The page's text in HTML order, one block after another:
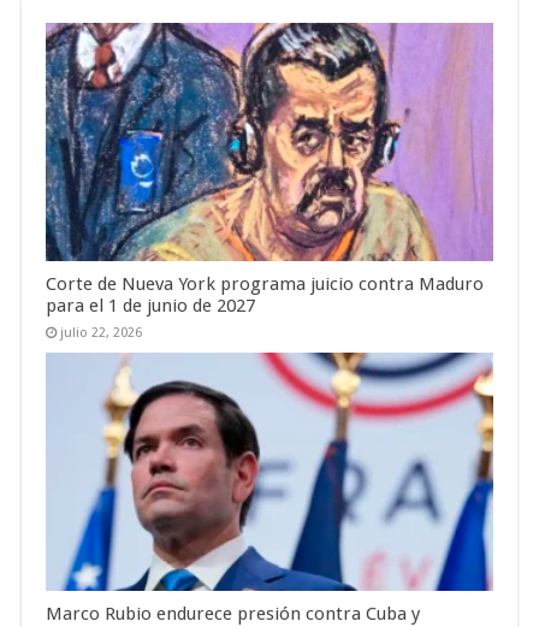
Corte de Nueva York programa juicio contra Maduro
para el 1 de junio de 2027
julio 22, 2026
Marco Rubio endurece presión contra Cuba y